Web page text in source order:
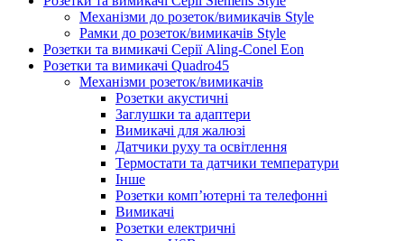
Механізми до розеток/вимикачів Style
Рамки до розеток/вимикачів Style
Розетки та вимикачі Серії Aling-Conel Eon
Розетки та вимикачі Quadro45
Механізми розеток/вимикачів
Розетки акустичні
Заглушки та адаптери
Вимикачі для жалюзі
Датчики руху та освітлення
Термостати та датчики температури
Інше
Розетки комп’ютерні та телефонні
Вимикачі
Розетки електричні